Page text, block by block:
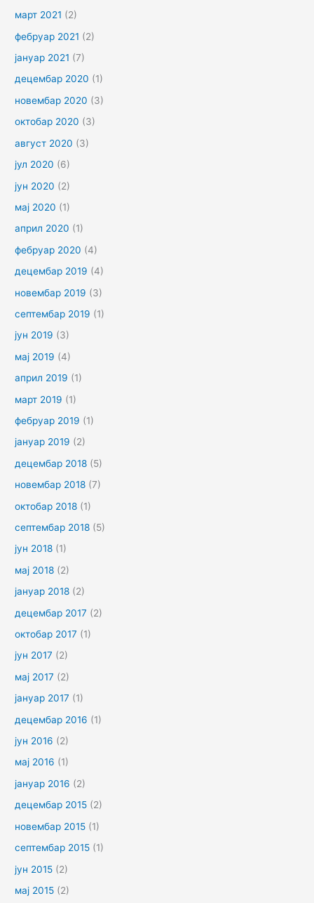
март 2021 (2)
фебруар 2021 (2)
јануар 2021 (7)
децембар 2020 (1)
новембар 2020 (3)
октобар 2020 (3)
август 2020 (3)
јул 2020 (6)
јун 2020 (2)
мај 2020 (1)
април 2020 (1)
фебруар 2020 (4)
децембар 2019 (4)
новембар 2019 (3)
септембар 2019 (1)
јун 2019 (3)
мај 2019 (4)
април 2019 (1)
март 2019 (1)
фебруар 2019 (1)
јануар 2019 (2)
децембар 2018 (5)
новембар 2018 (7)
октобар 2018 (1)
септембар 2018 (5)
јун 2018 (1)
мај 2018 (2)
јануар 2018 (2)
децембар 2017 (2)
октобар 2017 (1)
јун 2017 (2)
мај 2017 (2)
јануар 2017 (1)
децембар 2016 (1)
јун 2016 (2)
мај 2016 (1)
јануар 2016 (2)
децембар 2015 (2)
новембар 2015 (1)
септембар 2015 (1)
јун 2015 (2)
мај 2015 (2)